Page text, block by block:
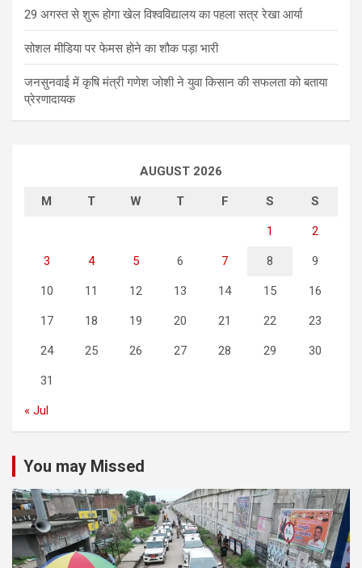
29 अगस्त से शुरू होगा खेल विश्वविद्यालय का पहला सत्र रेखा आर्या
सोशल मीडिया पर फेमस होने का शौक पड़ा भारी
जनसुनवाई में कृषि मंत्री गणेश जोशी ने युवा किसान की सफलता को बताया
प्रेरणादायक
AUGUST 2026
M T W T F S S
1 2
3 4 5 6 7 8 9
10 11 12 13 14 15 16
17 18 19 20 21 22 23
24 25 26 27 28 29 30
31
« Jul
You may Missed